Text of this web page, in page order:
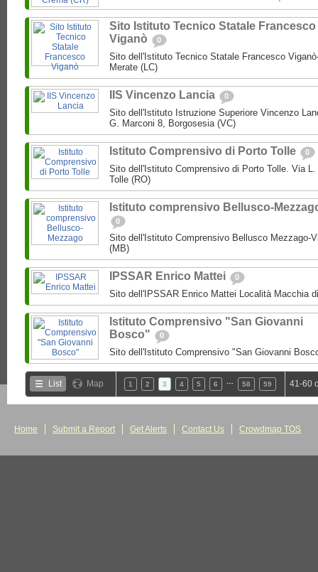
Sito Istituto Tecnico Statale Francesco
Viganò
0
Sito dell'Istituto Tecnico Statale Francesco
Merate (LC)
IIS Vincenzo Lancia 0
Sito dell'Istituto Istruzione Superiore Vincenzo
G. Marconi 8, Borgosesia (VC)
Istituto Comprensivo di Porto Tolle 0
Sito dell'Istituto Comprensivo di Porto Tolle. Via
Tolle (RO)
Istituto comprensivo Bellusco-
0
Sito dell'Istituto Comprensivo Bellusco Mezzago-
(MB)
IPSSAR Enrico Mattei 0
Sito dell'IPSSAR Enrico Mattei Località Macchia
Istituto Comprensivo "San Giovanni
Bosco"
0
Sito dell'Istituto Comprensivo "San Giovanni
List Map 1 2 3 4 5 6 58 59 41-60
Home Submit a Report Get Alerts Contact Us Crowdmap TOS